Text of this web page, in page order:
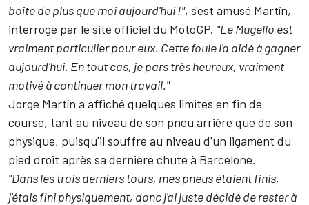
boîte de plus que moi aujourd'hui!", s'est amusé Martín,
interrogé par le site officiel du MotoGP. "Le Mugello est
vraiment particulier pour eux. Cette foule l'a aidé à gagner
aujourd'hui. En tout cas, je pars très heureux, vraiment
motivé à continuer mon travail."
Jorge Martín a affiché quelques limites en fin de
course, tant au niveau de son pneu arrière que de son
physique, puisqu'il souffre au niveau d'un ligament du
pied droit après sa dernière chute à Barcelone.
"Dans les trois derniers tours, mes pneus étaient finis,
j'étais fini physiquement, donc j'ai juste décidé de rester à